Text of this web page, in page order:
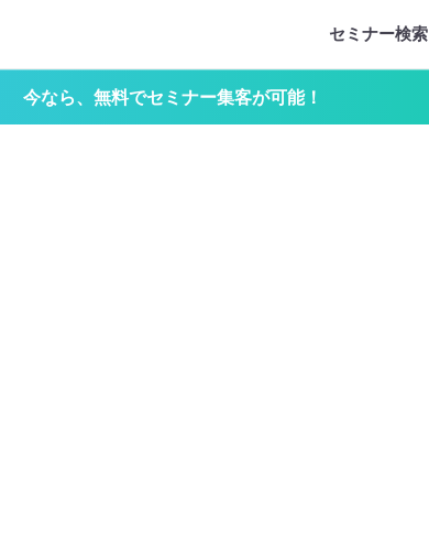
セミナー検索
今なら、無料でセミナー集客が可能！